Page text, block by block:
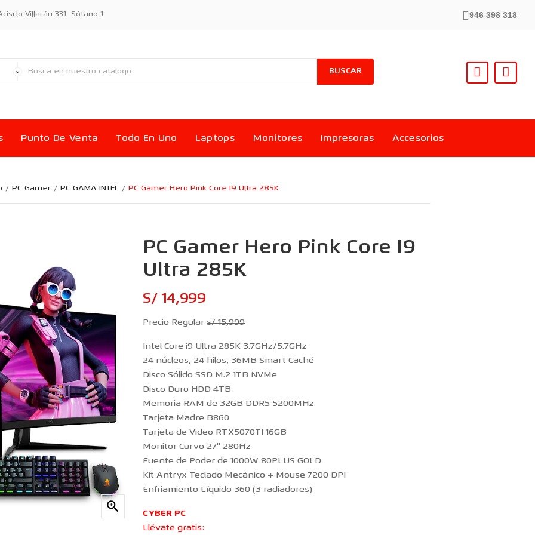
Villarán 331 Sótano 1 946 398 318
BUSCAR
Punto De Venta Todo En Uno Laptops Monitores Impresoras Accesorios
PC Gamer PC GAMA INTEL PC Gamer Hero Pink Core I9 Ultra 285K

PC Gamer Hero Pink Core I9
Ultra 285K
S/ 14,999
Precio Regular s/ 15,999
Intel Core i9 Ultra 285K 3.7GHz/5.7GHz
24 núcleos, 24 hilos, 36MB Smart Caché
Disco Sólido SSD M.2 1TB NVMe
Disco Duro HDD 4TB
Memoria RAM de 32GB DDR5 5200MHz
Tarjeta Madre B860
Tarjeta de Video RTX5070TI 16GB
Monitor Curvo 27'' 280Hz
Fuente de Poder de 1000W 80PLUS GOLD
Kit Antryx Teclado Mecánico + Mouse 7200 DPI
Enfriamiento Líquido 360 (3 radiadores)
CYBER PC
Llévate gratis: